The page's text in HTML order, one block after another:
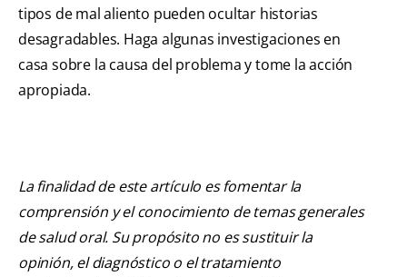
tipos de mal aliento pueden ocultar historias
desagradables. Haga algunas investigaciones en
casa sobre la causa del problema y tome la acción
apropiada.
La finalidad de este artículo es fomentar la
comprensión y el conocimiento de temas generales
de salud oral. Su propósito no es sustituir la
opinión, el diagnóstico o el tratamiento